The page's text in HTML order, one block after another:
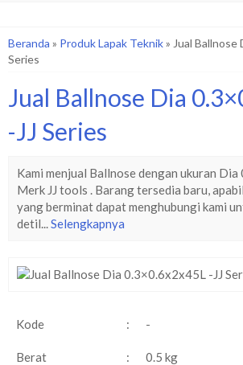
Beranda » Produk Lapak Teknik» Jual Ballnose
Series
Jual Ballnose Dia
-JJ Series
Kami menjual Ballnose dengan ukuran
Merk JJ tools . Barang tersedia baru,
yang berminat dapat menghubungi kami
detil...Selengkapnya
Kode : -
Berat : 0.5 kg